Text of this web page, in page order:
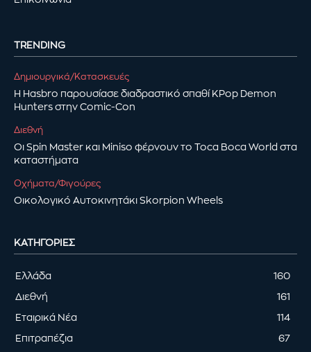
TRENDING
Δημιουργικά/Κατασκευές
Η Hasbro παρουσίασε διαδραστικό σπαθί KPop Demon
Hunters στην Comic-Con
Διεθνή
Οι Spin Master και Miniso φέρνουν το Toca Boca World στα
καταστήματα
Οχήματα/Φιγούρες
Οικολογικό Αυτοκινητάκι Skorpion Wheels
ΚΑΤΗΓΟΡΊΕΣ
Ελλάδα 160
Διεθνή 161
Εταιρικά Νέα 114
Επιτραπέζια 67